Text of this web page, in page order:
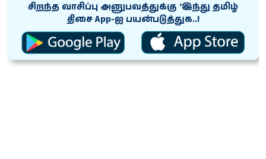
சிறந்த வாசிப்பு அனுபவத்துக்கு ‘இந்து தமிழ்
திசை App-ஐ பயன்படுத்துக..!